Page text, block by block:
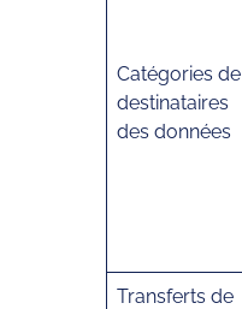
Catégories de
destinataires
des données
Transferts de